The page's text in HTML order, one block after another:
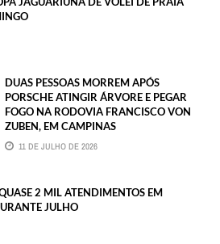
DUAS PESSOAS MORREM APÓS
PORSCHE ATINGIR ÁRVORE E PEGAR
FOGO NA RODOVIA FRANCISCO VON
ZUBEN, EM CAMPINAS
11 DE JULHO DE 2026
2 MIL ATENDIMENTOS EM
JULHO